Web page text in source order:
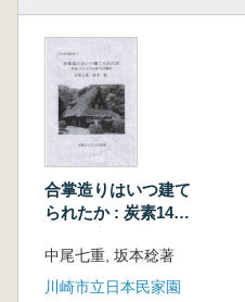
合掌造りはいつ建て
られたか : 炭素14に
中尾七重, 坂本稔著
川崎市立日本民家園